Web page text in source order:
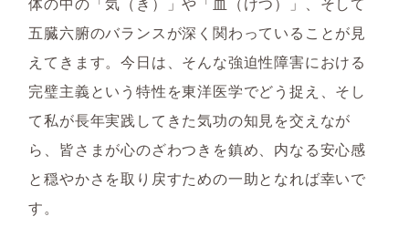
五臓六腑のバランスが深く関わっていることが見
えてきます。今日は、そんな強迫性障害における
完璧主義という特性を東洋医学でどう捉え、そし
て私が長年実践してきた気功の知見を交えなが
ら、皆さまが心のざわつきを鎮め、内なる安心感
と穏やかさを取り戻すための一助となれば幸いで
す。